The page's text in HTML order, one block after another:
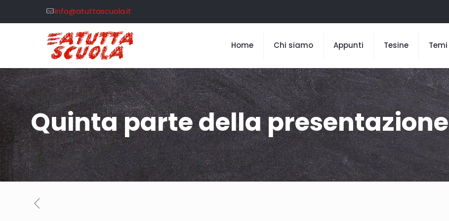
info@atuttascuola.it
Home Chi siamo Appunti Tesine Temi
Quinta parte della presentazione